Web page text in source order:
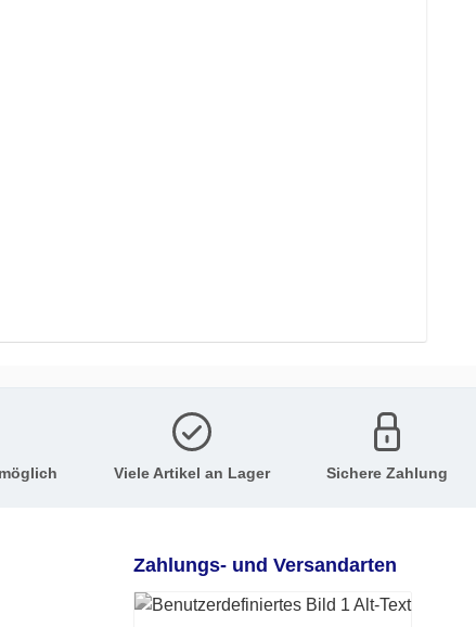
Viele Artikel an Lager Sichere Zahlung
Zahlungs- und Versandarten